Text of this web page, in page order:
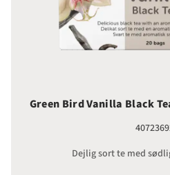
Green Bird Vanilla Black
Dejlig sort te med